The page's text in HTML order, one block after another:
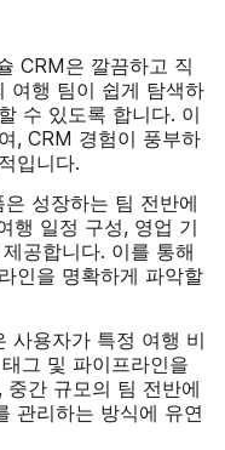
CRM은 깔끔하고 직
여행 팀이 쉽게 탐색하
수 있도록 합니다. 이
, CRM 경험이 풍부하
입니다.
은 성장하는 팀 전반에
행 일정 구성, 영업 기
공합니다. 이를 통해
인을 명확하게 파악할
사용자가 특정 여행 비
그 및 파이프라인을
간 규모의 팀 전반에
관리하는 방식에 유연